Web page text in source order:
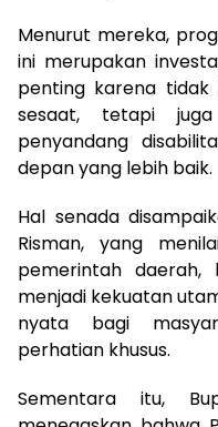
Menurut mereka,
ini merupakan
penting karena
sesaat, tetapi
penyandang
depan yang lebih baik.
Hal senada
Risman, yang
pemerintah daerah,
menjadi kekuatan
nyata bagi
perhatian khusus.
Sementara itu,